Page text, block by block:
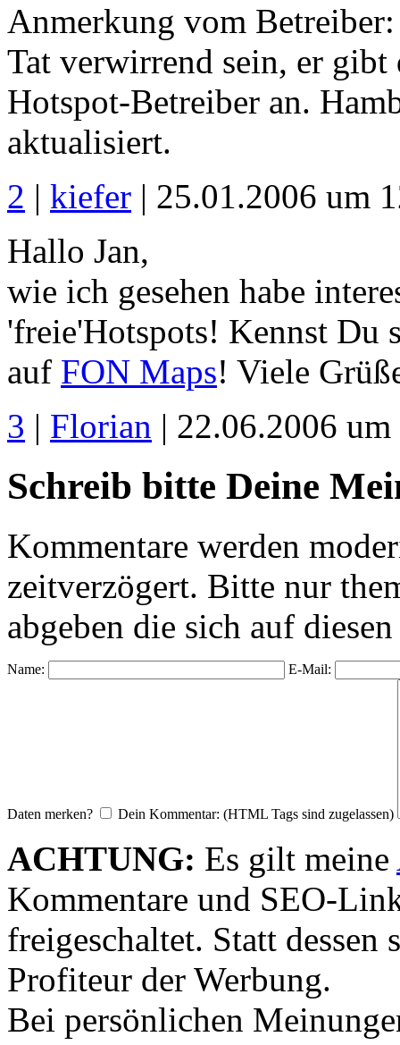
Anmerkung vom
Tat verwirrend sein, er
Hotspot-Betreiber an.
aktualisiert.
2 | kiefer | 25.01.2006 um
Hallo Jan,
wie ich gesehen habe
'freie'Hotspots! Kennst Du
auf FON Maps! Viele
3 | Florian | 22.06.2006
Schreib bitte Deine
Kommentare werden
zeitverzögert. Bitte nur
abgeben die sich auf
Name: E-Mail:
Daten merken? Dein Kommentar: (HTML Tags sind zugelassen)
ACHTUNG: Es gilt meine
Kommentare und SEO-
freigeschaltet. Statt dessen
Profiteur der Werbung.
Bei persönlichen